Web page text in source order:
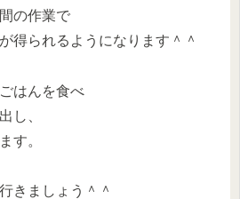
の作業で
得られるようになります＾＾
はんを食べ
し、
す。
きましょう＾＾